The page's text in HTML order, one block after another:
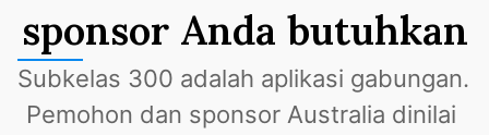
sponsor Anda butuhkan
Subkelas 300 adalah aplikasi gabungan.
Pemohon dan sponsor Australia dinilai